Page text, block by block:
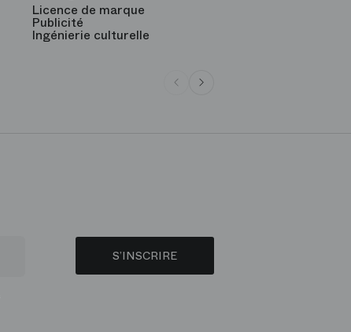
Licence de marque
Publicité
Ingénierie culturelle
S’INSCRIRE